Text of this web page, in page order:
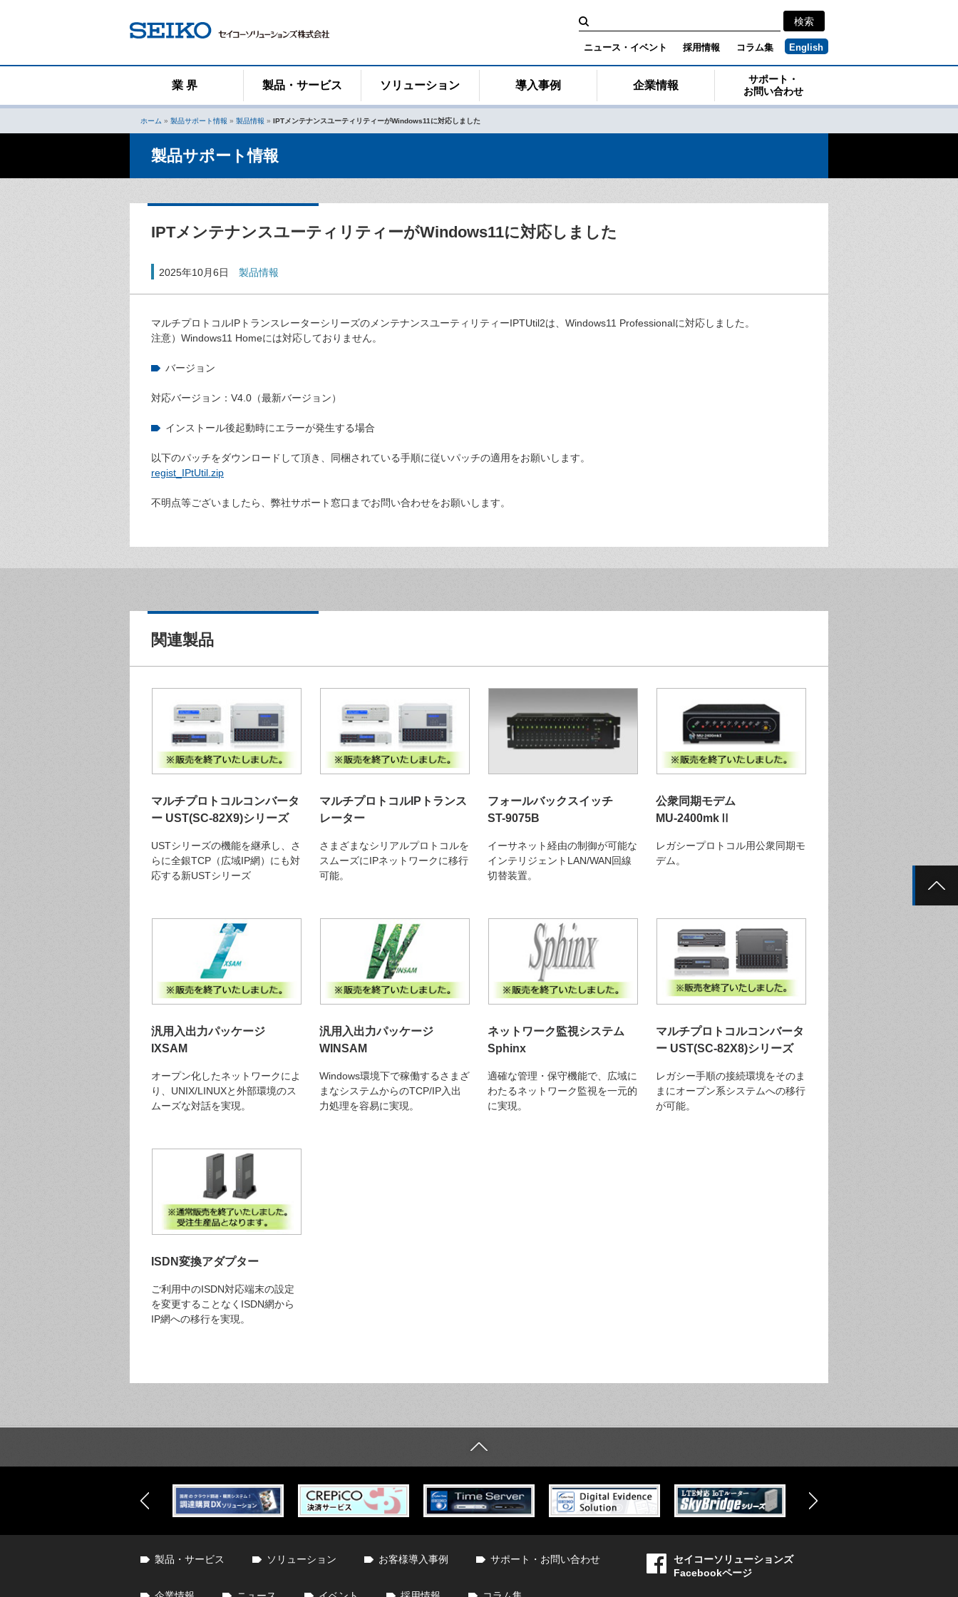
ツ
キ
検
索:
ニュース・イベント 採用情報 コラム集 English
業 界 製品・サービス ソリューション 導入事例 企業情報
サポート・
お問い合わせ
ホーム » 製品サポート情報 » 製品情報 » IPTメンテナンスユーティリティーがWindows11に対応しました
製品サポート情報
IPTメンテナンスユーティリティーがWindows11に対応しました
2025年10月6日 製品情報
マルチプロトコルIPトランスレーターシリーズのメンテナンスユーティリティーIPTUtil2は、Windows11 Professionalに対応しました。
注意）Windows11 Homeには対応しておりません。
バージョン
対応バージョン：V4.0（最新バージョン）
インストール後起動時にエラーが発生する場合
以下のパッチをダウンロードして頂き、同梱されている手順に従いパッチの適用をお願いします。
regist_IPtUtil.zip
不明点等ございましたら、弊社サポート窓口までお問い合わせをお願いします。
関連製品
マルチプロトコルコンバータ
ー UST(SC-82X9)シリーズ
USTシリーズの機能を継承し、さ
らに全銀TCP（広域IP網）にも対
応する新USTシリーズ
マルチプロトコルIPトランス
レーター
さまざまなシリアルプロトコルを
スムーズにIPネットワークに移行
可能。
フォールバックスイッチ
ST-9075B
イーサネット経由の制御が可能な
インテリジェントLAN/WAN回線
切替装置。
公衆同期モデム
MU-2400mkⅡ
レガシープロトコル用公衆同期モ
デム。
汎用入出力パッケージ
IXSAM
オープン化したネットワークによ
り、UNIX/LINUXと外部環境のス
ムーズな対話を実現。
汎用入出力パッケージ
WINSAM
Windows環境下で稼働するさまざ
まなシステムからのTCP/IP入出
力処理を容易に実現。
ネットワーク監視システム
Sphinx
適確な管理・保守機能で、広域に
わたるネットワーク監視を一元的
に実現。
マルチプロトコルコンバータ
ー UST(SC-82X8)シリーズ
レガシー手順の接続環境をそのま
まにオープン系システムへの移行
が可能。
ISDN変換アダプター
ご利用中のISDN対応端末の設定
を変更することなくISDN網から
IP網への移行を実現。
製品・サービス ソリューション お客様導入事例 サポート・お問い合わせ
セイコーソリューションズ
Facebookページ